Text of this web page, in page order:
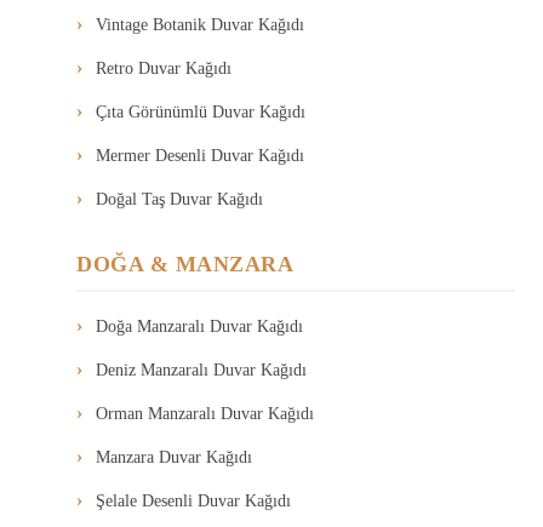
Vintage Botanik Duvar Kağıdı
Retro Duvar Kağıdı
Çıta Görünümlü Duvar Kağıdı
Mermer Desenli Duvar Kağıdı
Doğal Taş Duvar Kağıdı
DOĞA & MANZARA
Doğa Manzaralı Duvar Kağıdı
Deniz Manzaralı Duvar Kağıdı
Orman Manzaralı Duvar Kağıdı
Manzara Duvar Kağıdı
Şelale Desenli Duvar Kağıdı